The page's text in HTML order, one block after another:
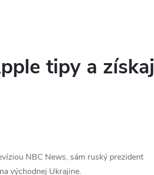
tipy a získaj
NBC News, sám ruský prezident
východnej Ukrajine.